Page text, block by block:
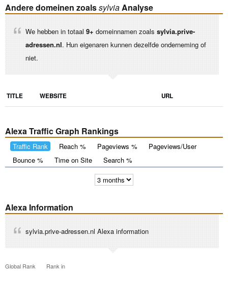
Andere domeinen zoalssylviaAnalyse
We hebben in totaal 9+ domeinnamen zoals sylvia.prive-
adressen.nl. Hun eigenaren kunnen dezelfde onderneming of
niet.
TITLE WEBSITE URL
Alexa Traffic Graph Rankings
Traffic Rank Reach % Pageviews %
Pageviews/User
Bounce %
Time on Site Search %
Alexa Information
sylvia.prive-adressen.nl Alexa information
Global Rank Rank in